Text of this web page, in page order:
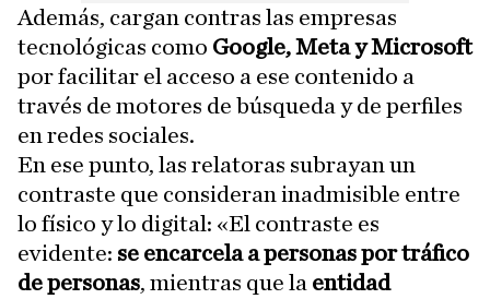
Además, cargan contras las empresas
tecnológicas como Google, Meta y Microsoft
por facilitar el acceso a ese contenido a
través de motores de búsqueda y de perfiles
en redes sociales.
En ese punto, las relatoras subrayan un
contraste que consideran inadmisible entre
lo físico y lo digital: «El contraste es
evidente: se encarcela a personas por tráfico
de personas, mientras que la entidad